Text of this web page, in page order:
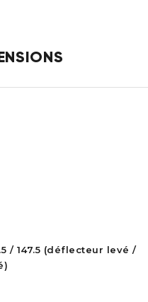
/ 147.5 (déflecteur levé /